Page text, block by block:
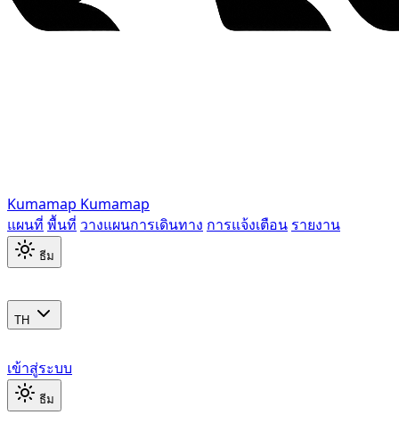
Kumamap Kumamap
แผนที่ พื้นที่ วางแผนการเดินทาง การแจ้งเตือน รายงาน
ธีม
TH
เข้าสู่ระบบ
ธีม